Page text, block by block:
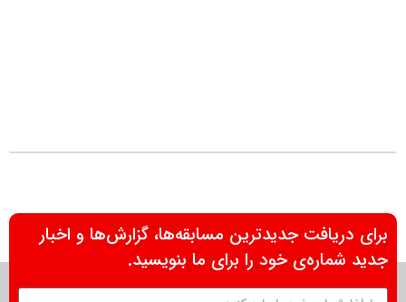
برای دریافت جدیدترین مسابقه‌ها، گزارش‌ها و اخبار
جدید شماره‌ی خود را برای ما بنویسید.